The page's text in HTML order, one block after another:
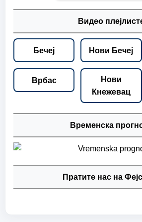
Видео
Бечеј Нови Бечеј
Врбас
Нови
Кнежевац
Временска
Пратите нас на